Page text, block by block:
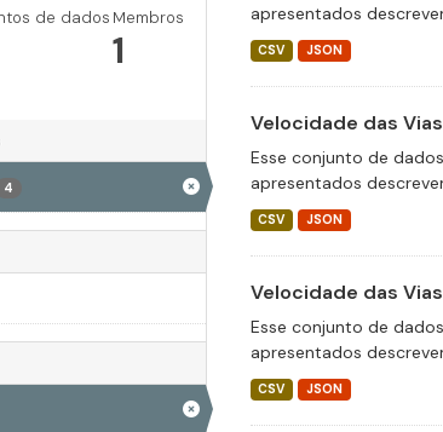
de dados Membros
1
4
apresentados
CSV JSON
Velocidade das
Esse conjunto de
apresentados
CSV JSON
Velocidade das
Esse conjunto de
apresentados
CSV JSON